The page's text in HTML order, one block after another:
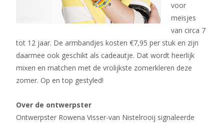
voor
meisjes
van circa 7
tot 12 jaar. De armbandjes kosten €7,95 per stuk en zijn
daarmee ook geschikt als cadeautje. Dat wordt heerlijk
mixen en matchen met de vrolijkste zomerkleren deze
zomer. Op en top gestyled!
Over de ontwerpster
Ontwerpster Rowena Visser-van Nistelrooij signaleerde